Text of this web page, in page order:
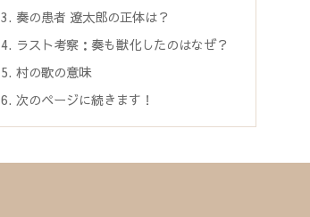
奏の患者 遼太郎の正体は？
ラスト考察：奏も獣化したのはなぜ？
村の歌の意味
次のページに続きます！